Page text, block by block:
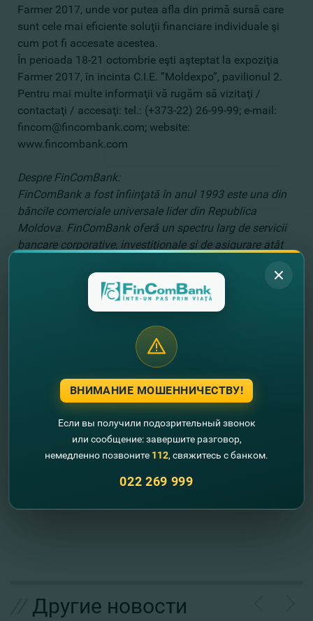
Farmer 2017, unde vor putea afla din primă sursă care
sunt cele mai eficiente soluţii financiare individuale şi
cum pot fi accesate acestea.
În perioada 18-21 octombrie eşti aşteptat la expoziţia
Farmer 2017, în incinta C.I.E. ”Moldexpo”, pavilionul 2.
Pentru mai multe informaţii vă rugăm să vizitaţi /
contactaţi / accesaţi: tеl.: (+373-22) 26-99-99; e-mail:
fincom@fincombank.com; website:
www.fincombank.com
Despre FinComBank:
FinComBank a fost înfiinţată în anul 1993 este una din
băncile comerciale universale lider din Republica
Moldova. FinComBank oferă un spectru larg de servicii
bancare corporative, investiţionale şi de asigurare atât
clienţii FinComBank se numără persoane fizice,
businessul micro, mic şi mijlociu, la fel şi întreprinderile
mari, care reprezintă toate sectoarele de bază a
economiei ţării. Pe parcursul mai multor ani banca are o
colaborare de succes cu Banca Mondială, Fondul
European pentru Europa de Sud-Est (European Fund for
Southeast Europe), Corporaţia pentru investiţii străine
private (Overseas Private Investment Corporation (OPIC),
FinComBank este membru al Proiectul de Servicii
Financiare Rurale şi Dezvoltarea Businessului Agricol
(IFAD), al Proiectului de Investiţii şi Servicii Rurale (RISP),
precum şi al Proiectului de Ameliorare a Competitivităţii,
faza I şi II (PACI, PACII).Anchor.
Другие новости
ВНИМАНИЕ МОШЕННИЧЕСТВУ!
Если вы получили подозрительный звонок
или сообщение: завершите разговор,
немедленно позвоните 112, свяжитесь с банком.
022 269 999